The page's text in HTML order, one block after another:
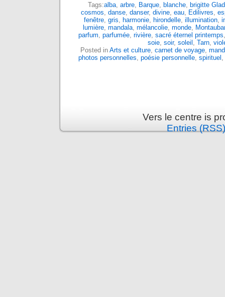
Tags:alba, arbre, Barque, blanche, brigitte
cosmos danse danser, divine eau Edilivres
fenêtre, gris harmonie, hirondelle, illumination,
lumière, mandala, mélancolie, monde,
parfum parfumée, rivière, sacré éternel printemps
soie, soir, soleil Tarn,
Posted in Arts et culture, carnet de voyage,
photos personnelles poésie personnelle spirituel
Vers le centre is
Entries (RSS)